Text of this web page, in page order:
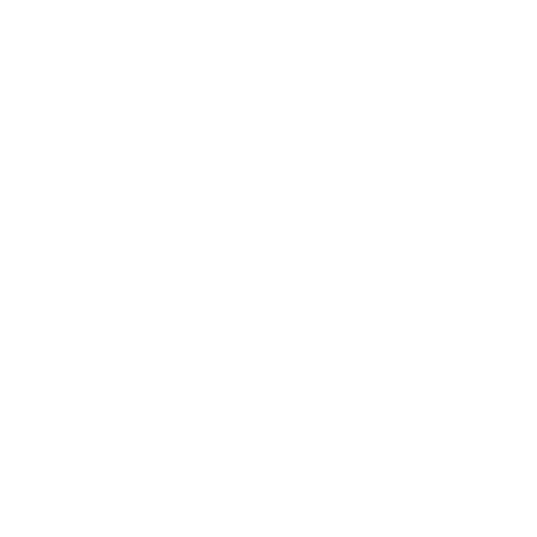
complicaciones gracias a la compatibilidad con el